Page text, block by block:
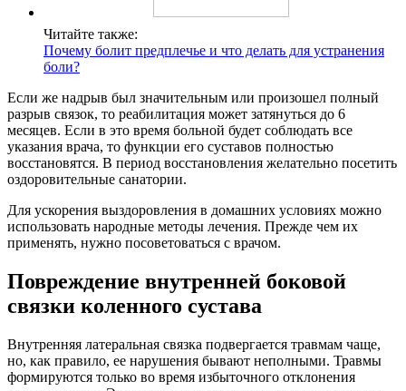
Читайте также:
Почему болит предплечье и что делать для устранения
боли?
Если же надрыв был значительным или произошел полный
разрыв связок, то реабилитация может затянуться до 6
месяцев. Если в это время больной будет соблюдать все
указания врача, то функции его суставов полностью
восстановятся. В период восстановления желательно посетить
оздоровительные санатории.
Для ускорения выздоровления в домашних условиях можно
использовать народные методы лечения. Прежде чем их
применять, нужно посоветоваться с врачом.
Повреждение внутренней боковой
связки коленного сустава
Внутренняя латеральная связка подвергается травмам чаще,
но, как правило, ее нарушения бывают неполными. Травмы
формируются только во время избыточного отклонения